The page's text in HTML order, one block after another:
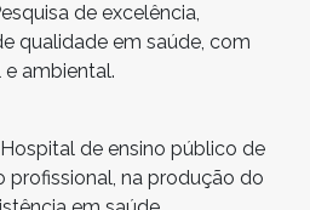
de excelência,
qualidade em saúde, com
ambiental.
de ensino público de
profissional, na produção do